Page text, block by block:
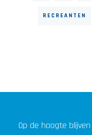
RECREANTEN
Op de hoogte